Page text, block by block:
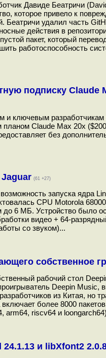
Давиде Беатричи
которое привело к
удалил часть
действия в
пакет, который
работоспособность
подписку Claude
ключевым разработчикам
Claude Max 20x
без
(61 +27)
запуска ядра
CPU Motorola
до 6 МБ. Устройство было
видео + 64-
со звуком)...
собственное
рабочий стол
Deepin Music,
из Китая,
более 8000
arm64, riscv64 и
и libXfont2